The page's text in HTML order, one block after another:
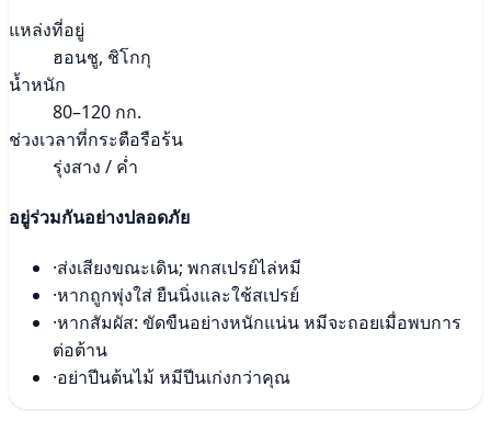
แหล่งที่อยู่
ฮอนชู, ชิโกกุ
น้ำหนัก
80–120 กก.
ช่วงเวลาที่กระตือรือร้น
รุ่งสาง / ค่ำ
อยู่ร่วมกันอย่างปลอดภัย
·ส่งเสียงขณะเดิน; พกสเปรย์ไล่หมี
·หากถูกพุ่งใส่ ยืนนิ่งและใช้สเปรย์
·หากสัมผัส: ขัดขืนอย่างหนักแน่น หมีจะถอยเมื่อพบการ
ต่อต้าน
·อย่าปีนต้นไม้ หมีปีนเก่งกว่าคุณ